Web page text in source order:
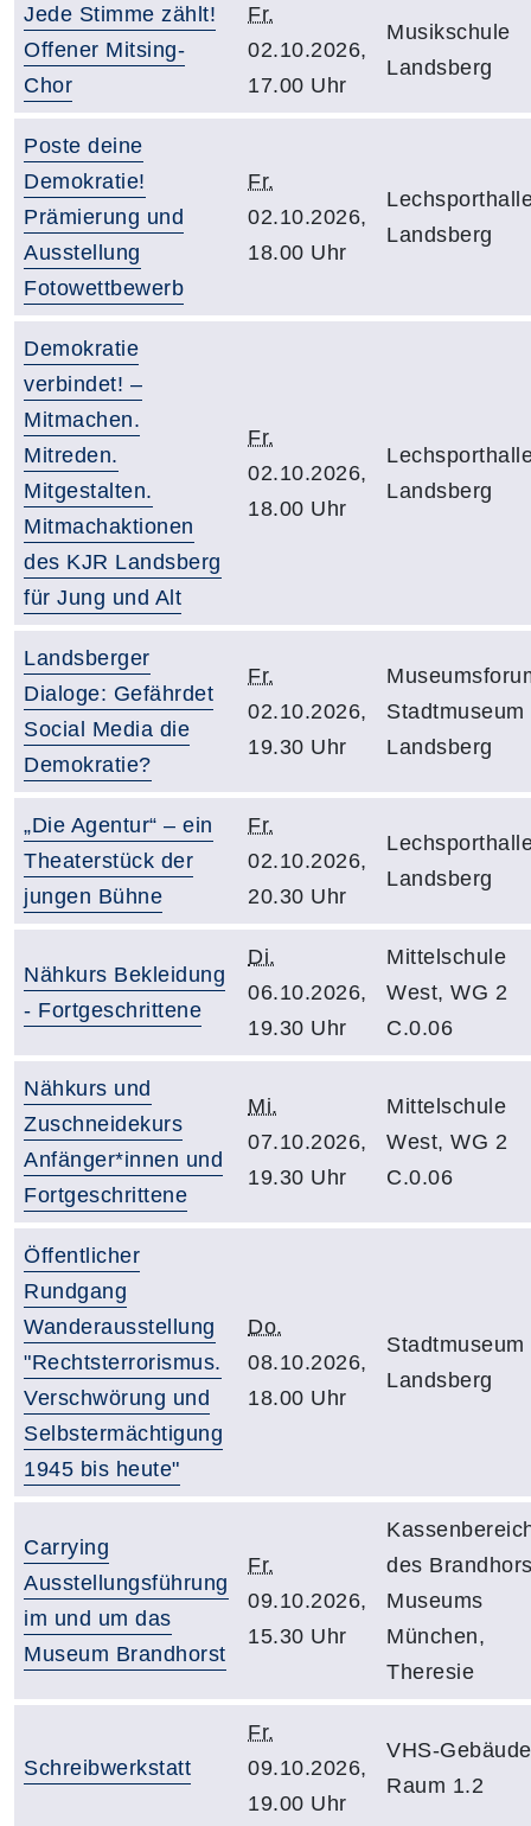
Jede Stimme zählt!
Offener Mitsing-
Chor
Fr.
02.10.2026,
17.00 Uhr
Musikschule
Landsberg
Poste deine
Demokratie!
Prämierung und
Ausstellung
Fotowettbewerb
Fr.
02.10.2026,
18.00 Uhr
Landsberg
Demokratie
verbindet! –
Mitmachen.
Mitreden.
Mitgestalten.
Mitmachaktionen
des KJR Landsberg
für Jung und Alt
Fr.
02.10.2026,
18.00 Uhr
Landsberg
Landsberger
Dialoge: Gefährdet
Social Media die
Demokratie?
Fr.
02.10.2026,
19.30 Uhr
Stadtmuseum
Landsberg
„Die Agentur“ – ein
Theaterstück der
jungen Bühne
Fr.
02.10.2026,
20.30 Uhr
Landsberg
Nähkurs Bekleidung
- Fortgeschrittene
Di.
06.10.2026,
19.30 Uhr
Mittelschule
West, WG 2
C.0.06
Nähkurs und
Zuschneidekurs
Anfänger*innen und
Fortgeschrittene
Mi.
07.10.2026,
19.30 Uhr
Mittelschule
West, WG 2
C.0.06
Öffentlicher
Rundgang
Wanderausstellung
"Rechtsterrorismus.
Verschwörung und
Selbstermächtigung
1945 bis heute"
Do.
08.10.2026,
18.00 Uhr
Stadtmuseum
Landsberg
Carrying
Ausstellungsführung
im und um das
Museum Brandhorst
Fr.
09.10.2026,
15.30 Uhr
des
Museums
München,
Theresie
Schreibwerkstatt
Fr.
09.10.2026,
19.00 Uhr
VHS-
Raum 1.2